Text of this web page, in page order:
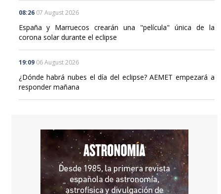
08:26 07 August 2026
España y Marruecos crearán una "película" única de la
corona solar durante el eclipse
19:09 06 August 2026
¿Dónde habrá nubes el día del eclipse? AEMET empezará a
responder mañana